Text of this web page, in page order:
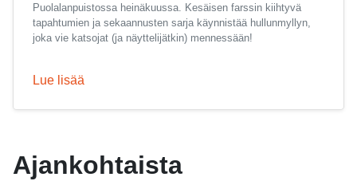
Ajankohtaista
Puolalanpuistossa heinäkuussa. Kesäisen farssin kiihtyvä
tapahtumien ja sekaannusten sarja käynnistää hullunmyllyn,
joka vie katsojat (ja näyttelijätkin) mennessään!
Lue lisää